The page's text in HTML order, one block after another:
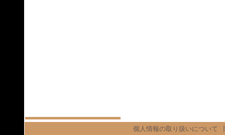
個人情報の取り扱いについて